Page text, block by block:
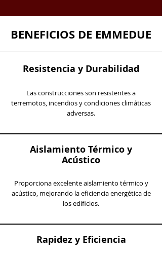
BENEFICIOS DE EMMEDUE
Resistencia y Durabilidad
Las construcciones son resistentes a
terremotos, incendios y condiciones climáticas
adversas.
Aislamiento Térmico y
Acústico
Proporciona excelente aislamiento térmico y
acústico, mejorando la eficiencia energética de
los edificios.
Rapidez y Eficiencia